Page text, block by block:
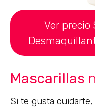
Ver precio
Mascarillas
Si te gusta